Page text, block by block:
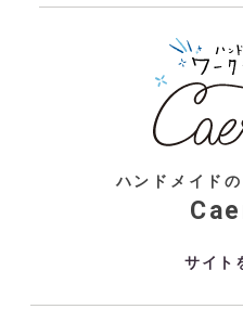
ハンドメイド
サイト